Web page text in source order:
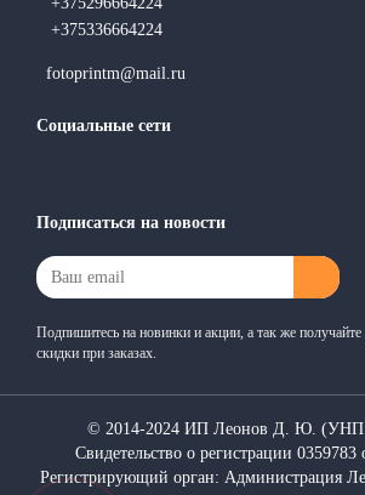
+375336664224
fotoprintm@mail.ru
Социальные сети
Подписаться на новости
Подпишитесь на новинки и акции, а так же
скидки при заказах.
© 2014-2024 ИП Леонов Д. Ю. (УНП:
Свидетельство о регистрации 0359783
Регистрирующий орган: Администрация